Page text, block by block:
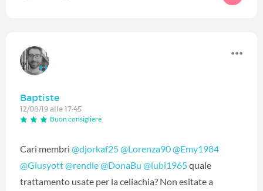
Baptiste
12/08/19 alle 17:45
Buon consigliere
Cari membri @djorkaf25@Lorenza90@Emy1984
@Giusyott@rendle@DonaBu @lubi1965‍ quale
trattamento usate per la celiachia? Non esitate a